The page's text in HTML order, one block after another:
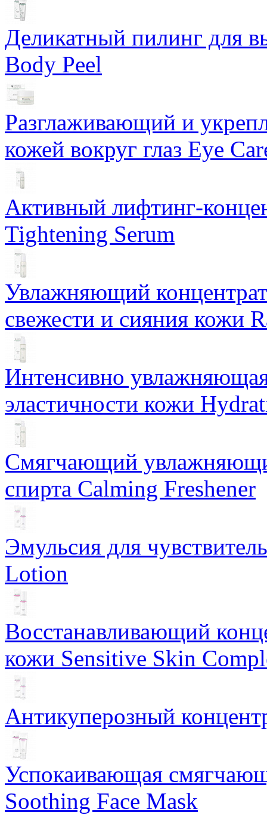
Деликатный пилинг для
Body Peel
Разглаживающий и
кожей вокруг глаз Eye
Активный лифтинг-
Tightening Serum
Увлажняющий
свежести и сияния кожи
Интенсивно
эластичности кожи
Смягчающий
спирта Calming Freshener
Эмульсия для
Lotion
Восстанавливающий
кожи Sensitive Skin
Антикуперозный
Успокаивающая
Soothing Face Mask